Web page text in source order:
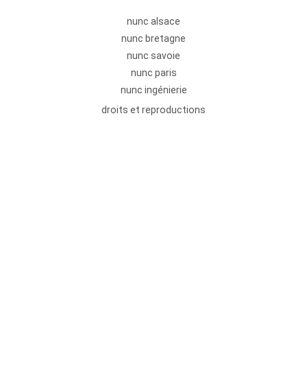
nunc alsace
nunc bretagne
nunc savoie
nunc paris
nunc ingénierie
droits et reproductions